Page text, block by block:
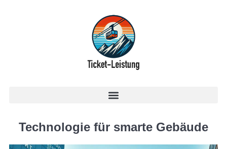
Technologie für smarte Gebäude